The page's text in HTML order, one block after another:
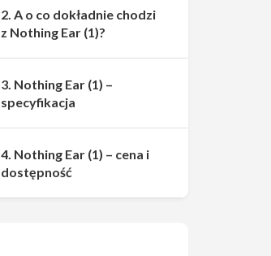
2. A o co dokładnie chodzi
z Nothing Ear (1)?
3. Nothing Ear (1) –
specyfikacja
4. Nothing Ear (1) – cena i
dostępność